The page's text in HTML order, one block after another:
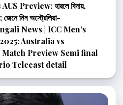
Preview: হারলে বিদায়,
নিন অস্ট্রেলিয়া-
News | ICC Men’s
Australia vs
Preview Semi final
Telecast detail